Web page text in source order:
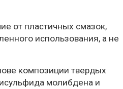
от пластичных смазок,
использования, а не
композиции твердых
молибдена и